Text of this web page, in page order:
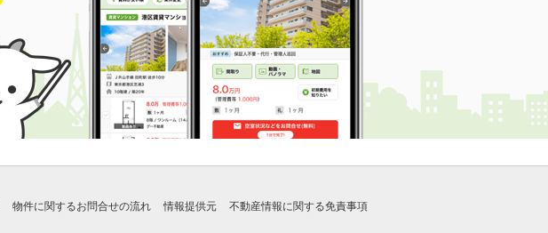
物件に関するお問合せの流れ 情報提供元 不動産情報に関する免責事項